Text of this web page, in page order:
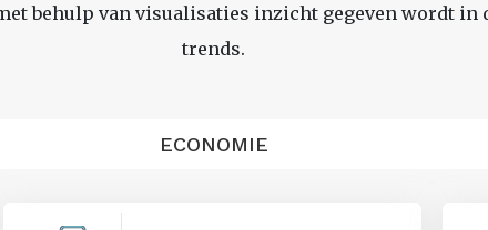
behulp van visualisaties inzicht gegeven wordt in
trends.
ECONOMIE